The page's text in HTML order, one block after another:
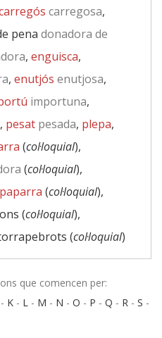
carregosa,
pena donadora de
, enguisca,
, enutjós enutjosa,
importuna,
, pesat pesada, plepa,
(col·loquial),
(col·loquial),
paparra (col·loquial),
(col·loquial),
(col·loquial)
que comencen per:
- K - L - M - N - O - P - Q - R - S -